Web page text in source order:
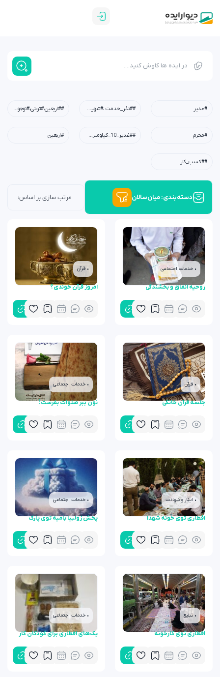
#غدیر ##نذر_خدمت ،#شهیدابراهیم_رئیسی،#شهید_خدمت،#معلم،#دبستان،#چله_خدمت ##اربعین،#تربتی،#نوجوان،#امید،#کربلا،#خانواده،#فرهنگی
#محرم ##غدیر_10_کیلومتری،#عید_غدیر،#کودکان،#نوجوانان،#جوانان،#محله،#خانوادگی،#مسجد،#امام_علی(ع) #اربعین
##کسب_کار
دسته‌بندی: میان‌سالان
• خدمات اجتماعی
روحیه انفاق و بخشندگی
• قرآن
امروز قرآن خوندی؟
• قرآن
جلسه قرآن خانگی
• خدمات اجتماعی
نون ببر صلوات بفرست!
• ایثار و شهادت
افطاری توی خونه شهدا
• خدمات اجتماعی
پخش زولبیا بامیه توی پارک
• تبلیغ
افطاری توی کارخونه
• خدمات اجتماعی
پک‌های افطاری برای کودکان کار